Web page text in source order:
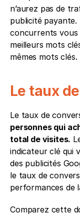
n’aurez pas de
publicité payante.
concurrents vous
meilleurs mots
mêmes mots clés.
Le taux
Le taux de
personnes qui
total de visites.
indicateur clé qui
des publicités
le taux de
performances de
Comparez cette